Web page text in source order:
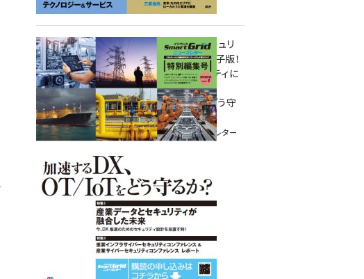
重要インフラサイバーセキュリ
ティコンファレンス特別電子版！
― 産業サイバーセキュリティに
関わる全ての方へ！ ―
加速するDX、OT/IoTをどう守
るか？
インプレス SmartGridニューズレター